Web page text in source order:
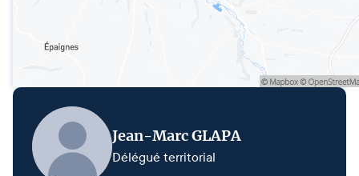
Jean-Marc GLAPA
Délégué territorial